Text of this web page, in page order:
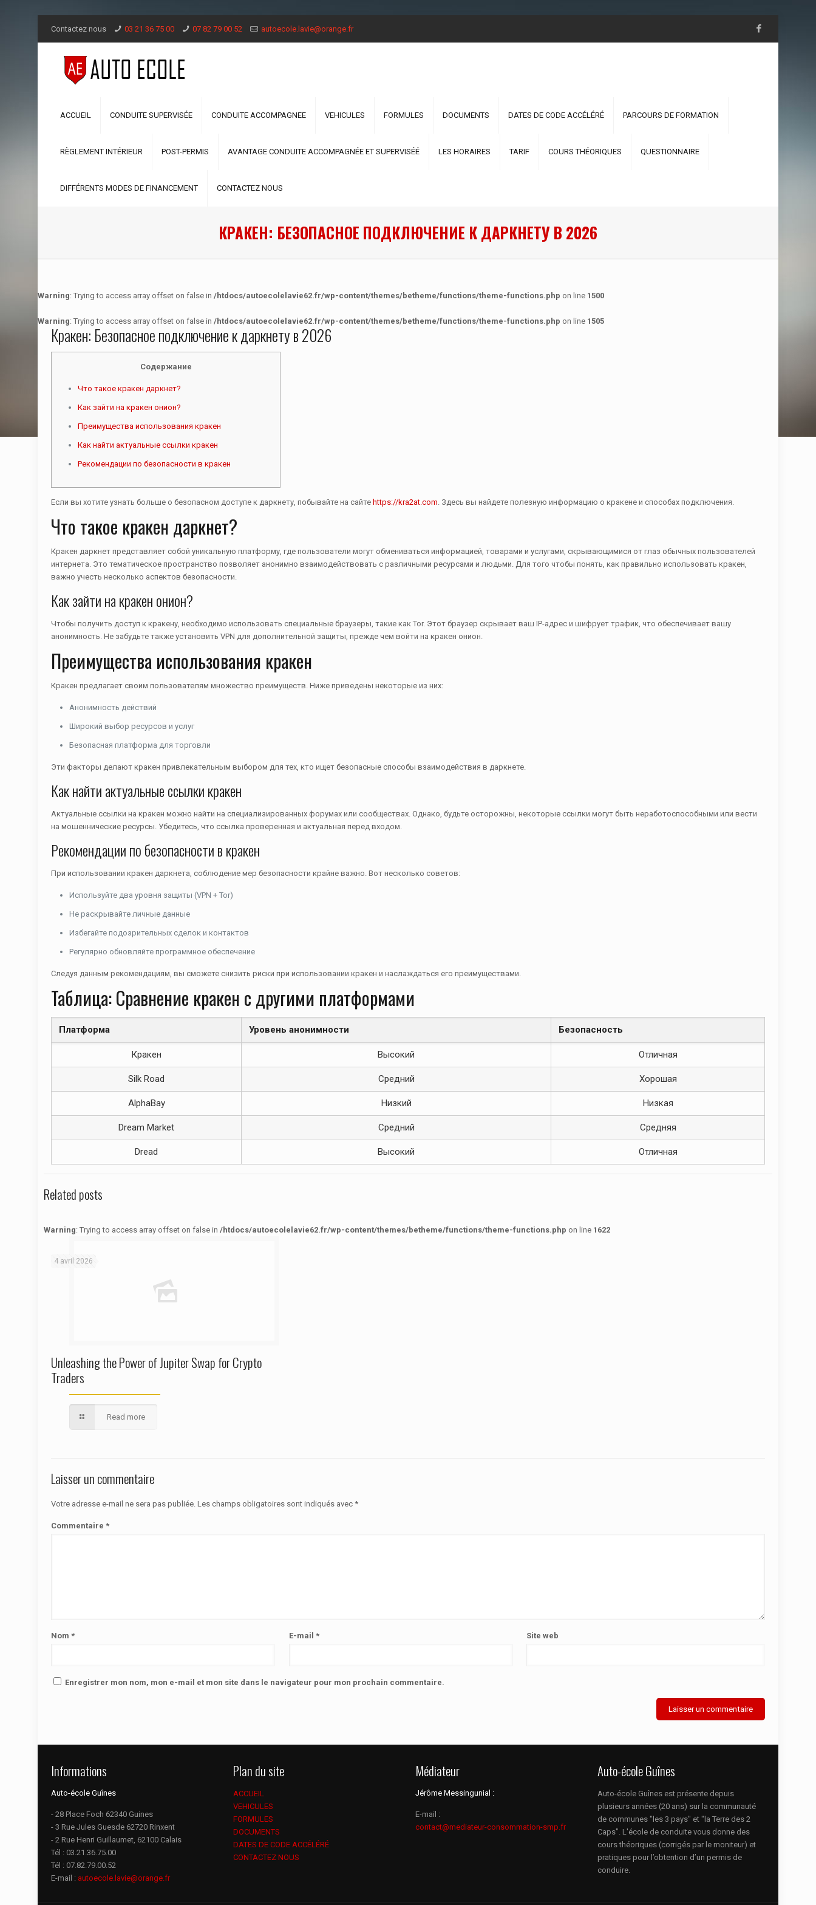
Contactez nous 03 21 36 75 00 07 82 79 00 52 autoecole.lavie@orange.fr
ACCUEIL CONDUITE SUPERVISÉE CONDUITE ACCOMPAGNEE VEHICULES FORMULES DOCUMENTS DATES DE CODE ACCÉLÉRÉ PARCOURS DE FORMATION
RÈGLEMENT INTÉRIEUR POST-PERMIS AVANTAGE CONDUITE ACCOMPAGNÉE ET SUPERVISÉÉ LES HORAIRES TARIF COURS THÉORIQUES QUESTIONNAIRE
DIFFÉRENTS MODES DE FINANCEMENT CONTACTEZ NOUS
КРАКЕН: БЕЗОПАСНОЕ ПОДКЛЮЧЕНИЕ К ДАРКНЕТУ В 2026
Warning: Trying to access array offset on false in /htdocs/autoecolelavie62.fr/wp-content/themes/betheme/functions/theme-functions.php on line 1500
Warning: Trying to access array offset on false in /htdocs/autoecolelavie62.fr/wp-content/themes/betheme/functions/theme-functions.php on line 1505
Кракен: Безопасное подключение к даркнету в 2026
Содержание
Что такое кракен даркнет?
Как зайти на кракен онион?
Преимущества использования кракен
Как найти актуальные ссылки кракен
Рекомендации по безопасности в кракен
Если вы хотите узнать больше о безопасном доступе к даркнету, побывайте на сайте https://kra2at.com. Здесь вы найдете полезную информацию о кракене и способах подключения.
Что такое кракен даркнет?
Кракен даркнет представляет собой уникальную платформу, где пользователи могут обмениваться информацией, товарами и услугами, скрывающимися от глаз обычных пользователей
интернета. Это тематическое пространство позволяет анонимно взаимодействовать с различными ресурсами и людьми. Для того чтобы понять, как правильно использовать кракен,
важно учесть несколько аспектов безопасности.
Как зайти на кракен онион?
Чтобы получить доступ к кракену, необходимо использовать специальные браузеры, такие как Tor. Этот браузер скрывает ваш IP-адрес и шифрует трафик, что обеспечивает вашу
анонимность. Не забудьте также установить VPN для дополнительной защиты, прежде чем войти на кракен онион.
Преимущества использования кракен
Кракен предлагает своим пользователям множество преимуществ. Ниже приведены некоторые из них:
Анонимность действий
Широкий выбор ресурсов и услуг
Безопасная платформа для торговли
Эти факторы делают кракен привлекательным выбором для тех, кто ищет безопасные способы взаимодействия в даркнете.
Как найти актуальные ссылки кракен
Актуальные ссылки на кракен можно найти на специализированных форумах или сообществах. Однако, будьте осторожны, некоторые ссылки могут быть неработоспособными или вести
на мошеннические ресурсы. Убедитесь, что ссылка проверенная и актуальная перед входом.
Рекомендации по безопасности в кракен
При использовании кракен даркнета, соблюдение мер безопасности крайне важно. Вот несколько советов:
Используйте два уровня защиты (VPN + Tor)
Не раскрывайте личные данные
Избегайте подозрительных сделок и контактов
Регулярно обновляйте программное обеспечение
Следуя данным рекомендациям, вы сможете снизить риски при использовании кракен и наслаждаться его преимуществами.
Таблица: Сравнение кракен с другими платформами
Платформа Уровень анонимности Безопасность
Кракен Высокий Отличная
Silk Road Средний Хорошая
AlphaBay Низкий Низкая
Dream Market Средний Средняя
Dread Высокий Отличная
Related posts
Warning: Trying to access array offset on false in /htdocs/autoecolelavie62.fr/wp-content/themes/betheme/functions/theme-functions.php on line 1622
4 avril 2026
Unleashing the Power of Jupiter Swap for Crypto
Traders
Read more
Laisser un commentaire
Votre adresse e-mail ne sera pas publiée. Les champs obligatoires sont indiqués avec *
Commentaire *
Nom * E-mail * Site web
Enregistrer mon nom, mon e-mail et mon site dans le navigateur pour mon prochain commentaire.
Informations
Auto-école Guînes
- 28 Place Foch 62340 Guines
- 3 Rue Jules Guesde 62720 Rinxent
- 2 Rue Henri Guillaumet, 62100 Calais
Tél : 03.21.36.75.00
Tél : 07.82.79.00.52
E-mail : autoecole.lavie@orange.fr
Plan du site
ACCUEIL
VEHICULES
FORMULES
DOCUMENTS
DATES DE CODE ACCÉLÉRÉ
CONTACTEZ NOUS
Médiateur
Jérôme Messingunial :
E-mail :
contact@mediateur-consommation-smp.fr
Auto-école Guînes
Auto-école Guînes est présente depuis
plusieurs années (20 ans) sur la communauté
de communes "les 3 pays" et "la Terre des 2
Caps". L'école de conduite vous donne des
cours théoriques (corrigés par le moniteur) et
pratiques pour l’obtention d’un permis de
conduire.